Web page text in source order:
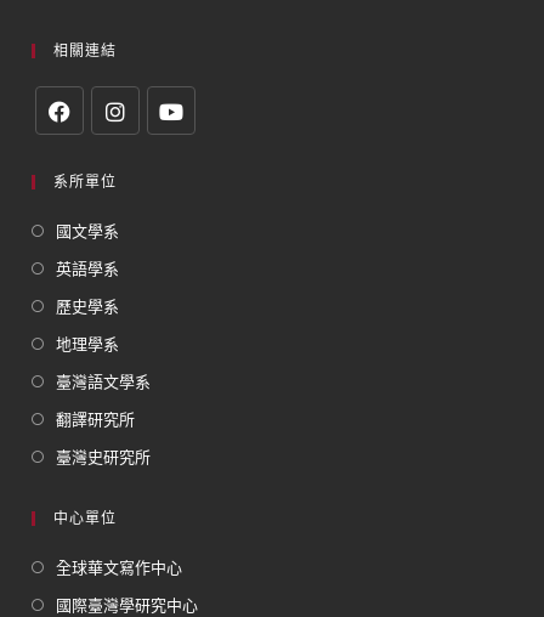
相關連結
系所單位
國文學系
英語學系
歷史學系
地理學系
臺灣語文學系
翻譯研究所
臺灣史研究所
中心單位
全球華文寫作中心
國際臺灣學研究中心